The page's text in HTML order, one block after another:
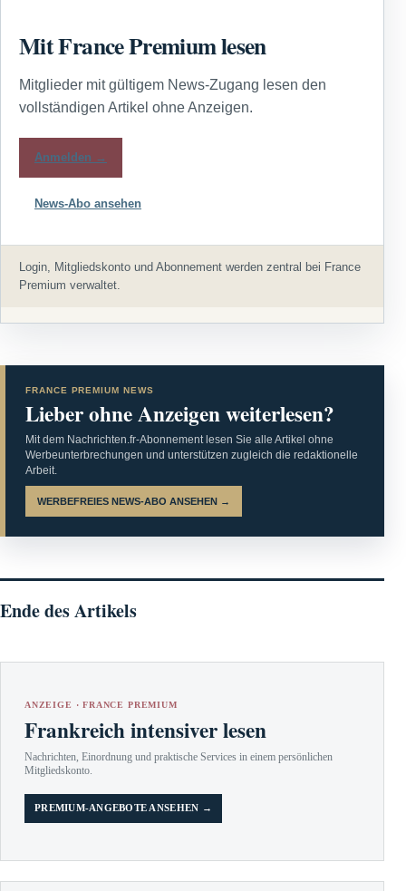
Mit France Premium lesen
Mitglieder mit gültigem News-Zugang lesen den
vollständigen Artikel ohne Anzeigen.
Anmelden →
News-Abo ansehen
Login, Mitgliedskonto und Abonnement werden zentral bei France
Premium verwaltet.
FRANCE PREMIUM NEWS
Lieber ohne Anzeigen weiterlesen?
Mit dem Nachrichten.fr-Abonnement lesen Sie alle Artikel ohne
Werbeunterbrechungen und unterstützen zugleich die redaktionelle
Arbeit.
WERBEFREIES NEWS-ABO ANSEHEN →
Ende des Artikels
ANZEIGE · FRANCE PREMIUM
Frankreich intensiver lesen
Nachrichten, Einordnung und praktische Services in einem persönlichen
Mitgliedskonto.
PREMIUM-ANGEBOTE ANSEHEN →